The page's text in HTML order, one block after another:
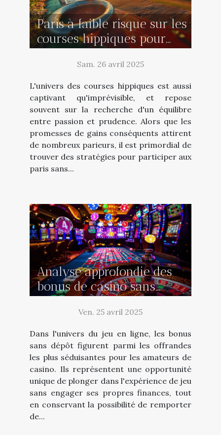
Paris à faible risque sur les
courses hippiques pour
augmenter vos chances de
gains sans risquer gros
Sam. 26 avril 2025
L'univers des courses hippiques est aussi
captivant qu'imprévisible, et repose
souvent sur la recherche d'un équilibre
entre passion et prudence. Alors que les
promesses de gains conséquents attirent
de nombreux parieurs, il est primordial de
trouver des stratégies pour participer aux
paris sans...
Analyse approfondie des
bonus de casino sans
dépôt les plus avantageux
Ven. 25 avril 2025
Dans l'univers du jeu en ligne, les bonus
sans dépôt figurent parmi les offrandes
les plus séduisantes pour les amateurs de
casino. Ils représentent une opportunité
unique de plonger dans l'expérience de jeu
sans engager ses propres finances, tout
en conservant la possibilité de remporter
de...